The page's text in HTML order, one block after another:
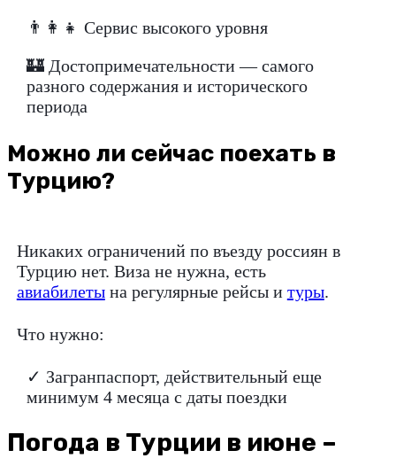
👨‍👩‍👧 Сервис высокого уровня
🏰 Достопримечательности — самого
разного содержания и исторического
периода
Можно ли сейчас поехать в
Турцию?
Никаких ограничений по въезду россиян в
Турцию нет. Виза не нужна, есть
авиабилетына регулярные рейсы и туры.
Что нужно:
✓ Загранпаспорт, действительный еще
минимум 4 месяца с даты поездки
Погода в Турции в июне –